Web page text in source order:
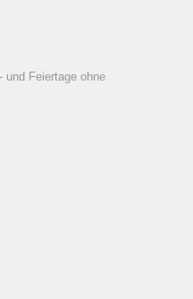
und Feiertage ohne